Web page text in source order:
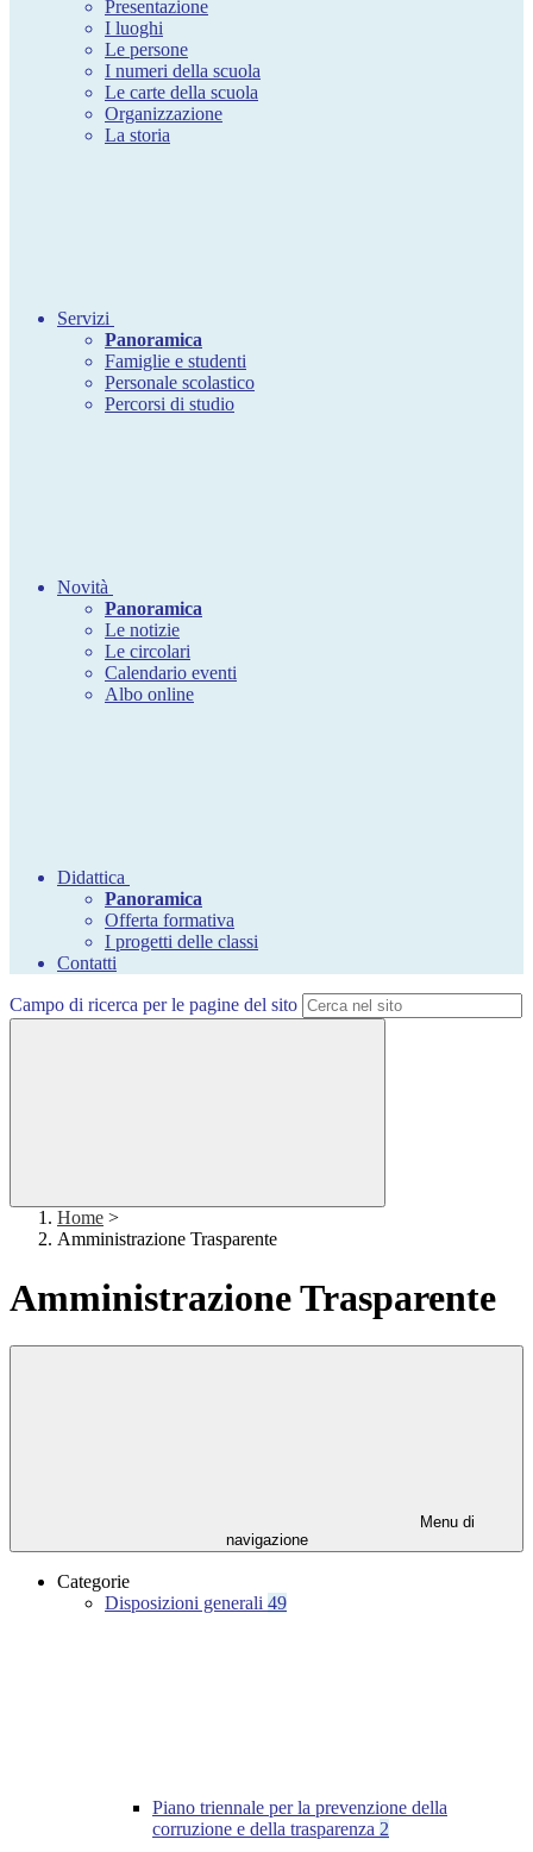
Presentazione
I luoghi
Le persone
I numeri della scuola
Le carte della scuola
Organizzazione
La storia
Servizi
Panoramica
Famiglie e studenti
Personale scolastico
Percorsi di studio
Novità
Panoramica
Le notizie
Le circolari
Calendario eventi
Albo online
Didattica
Panoramica
Offerta formativa
I progetti delle classi
Contatti
Campo di ricerca per le pagine del sito
Home >
Amministrazione Trasparente
Amministrazione Trasparente
Menu di
navigazione
Categorie
Disposizioni generali 49
Piano triennale per la prevenzione della
corruzione e della trasparenza 2